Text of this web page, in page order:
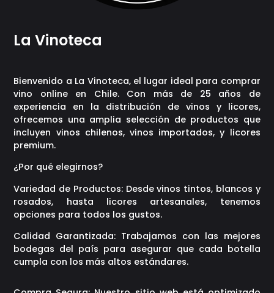
La Vinoteca
Bienvenido a La Vinoteca, el lugar ideal para comprar
vino online en Chile. Con más de 25 años de
experiencia en la distribución de vinos y licores,
ofrecemos una amplia selección de productos que
incluyen vinos chilenos, vinos importados, y licores
premium.
¿Por qué elegirnos?
Variedad de Productos: Desde vinos tintos, blancos y
rosados, hasta licores artesanales, tenemos
opciones para todos los gustos.
Calidad Garantizada: Trabajamos con las mejores
bodegas del país para asegurar que cada botella
cumpla con los más altos estándares.